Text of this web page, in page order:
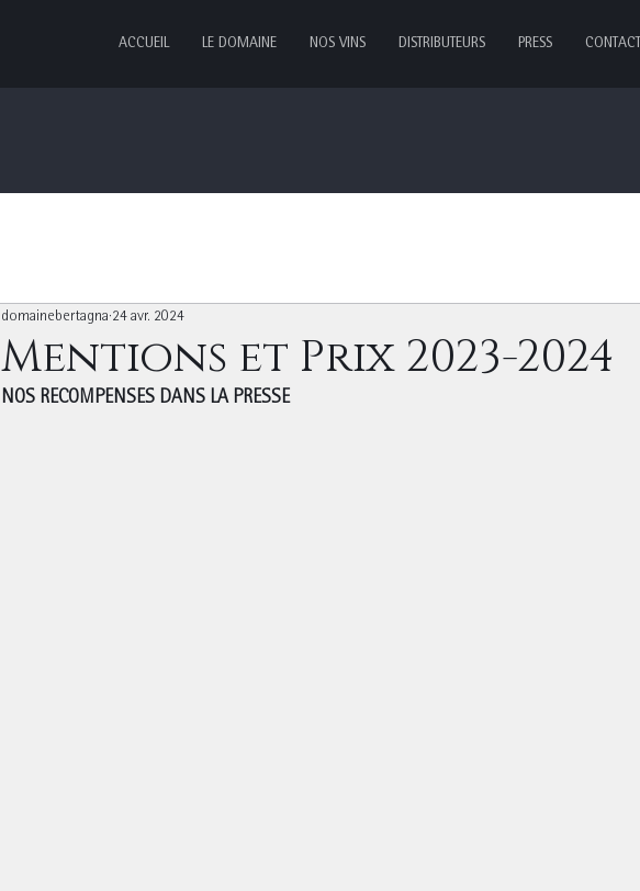
ACCUEIL LE DOMAINE NOS VINS DISTRIBUTEURS PRESS CONTACT
Mentions et Prix 2023-2024
domainebertagna 24 avr. 2024
NOS RECOMPENSES DANS LA PRESSE